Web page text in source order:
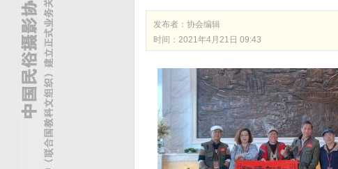
发布者： 协会编辑
时间：2021年4月21日 09:43